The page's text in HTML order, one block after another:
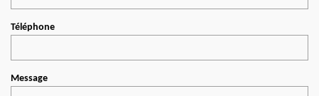
Téléphone
Message